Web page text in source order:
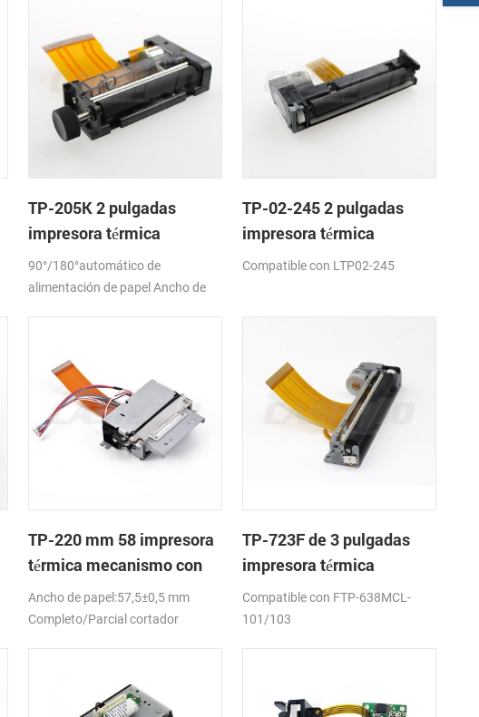
TP-205K 2 pulgadas
impresora térmica
mecanismo de
90°/180°automático de
alimentación de papel Ancho de
TP-02-245 2 pulgadas
impresora térmica
mecanismo de
Compatible con LTP02-245
TP-220 mm 58 impresora
térmica mecanismo con
cortador automático
Ancho de papel:57,5±0,5 mm
Completo/Parcial cortador
TP-723F de 3 pulgadas
impresora térmica
mecanismo de
Compatible con FTP-638MCL-
101/103